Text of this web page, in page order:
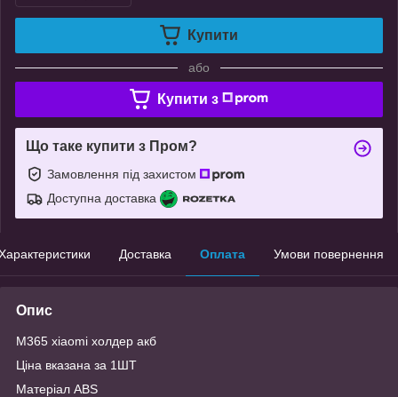
Купити
або
Купити з
Що таке купити з Пром?
Замовлення під захистом
Доступна доставка
Доставка Оплата Умови повернення
Опис
M365 xiaomi холдер акб
Ціна вказана за 1ШТ
Матеріал АBS